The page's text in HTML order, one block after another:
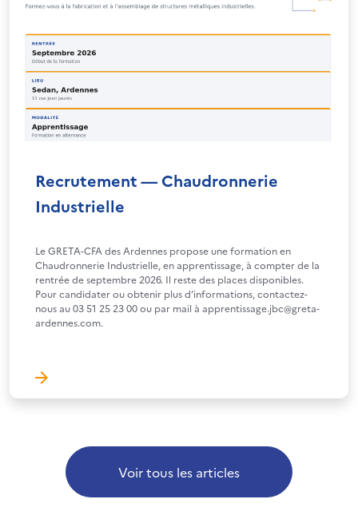
Recrutement — Chaudronnerie
Industrielle
Le GRETA-CFA des Ardennes propose une formation en
Chaudronnerie Industrielle, en apprentissage, à compter de la
rentrée de septembre 2026. Il reste des places disponibles.
Pour candidater ou obtenir plus d’informations, contactez-
nous au 03 51 25 23 00 ou par mail à apprentissage.jbc@greta-
ardennes.com.
Voir tous les articles